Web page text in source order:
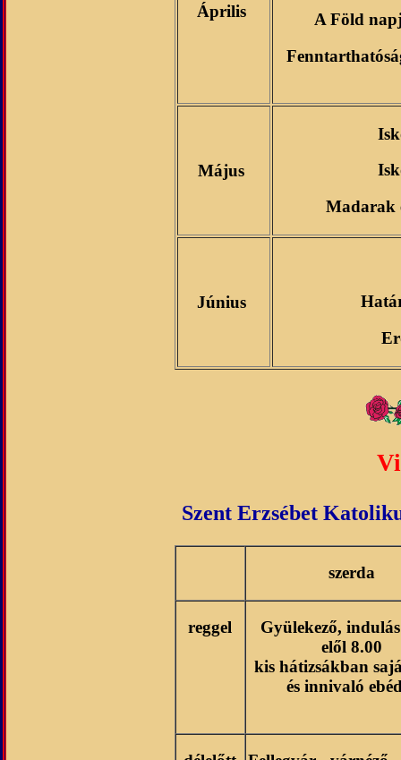
Április
A Föld
Május
Madarak
Június
Szent Erzsébet
szerda
reggel
Gyülekező,
elől 8.00
kis hátizsákban
és innivaló